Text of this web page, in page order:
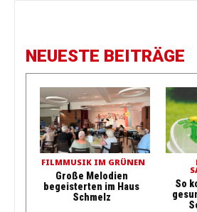
NEUESTE BEITRÄGE
FILMMUSIK IM GRÜNEN
Große Melodien
begeisterten im Haus
Schmelz
So